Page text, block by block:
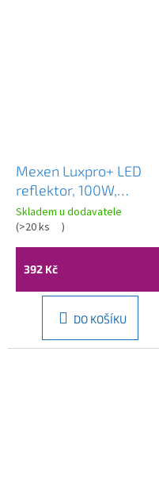
Mexen Luxpro+ LED
reflektor, 100W,
studená - 6500K, 11000
lm, černá - L231-100-
65-70
Skladem u dodavatele
(>20 ks )
392 Kč
DO KOŠÍKU